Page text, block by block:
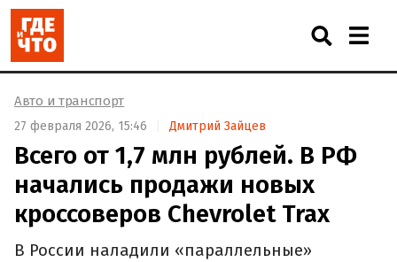
Авто и транспорт
27 февраля 2026, 15:46 Дмитрий Зайцев
Всего от 1,7 млн рублей. В РФ
начались продажи новых
кроссоверов Chevrolet Trax
В России наладили «параллельные»